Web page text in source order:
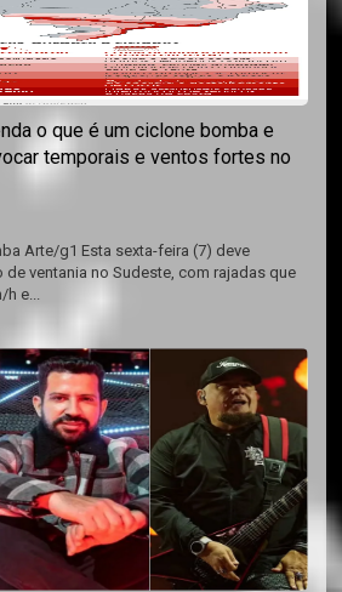
o que é um ciclone bomba e
temporais e ventos fortes no
Arte/g1 Esta sexta-feira (7) deve
ventania no Sudeste, com rajadas que
e...